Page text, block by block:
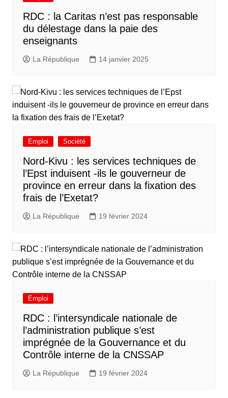
RDC : la Caritas n’est pas responsable
du délestage dans la paie des
enseignants
La République 14 janvier 2025
Emploi Société
Nord-Kivu : les services techniques de
l’Epst induisent -ils le gouverneur de
province en erreur dans la fixation des
frais de l’Exetat?
La République 19 février 2024
Emploi
RDC : l’intersyndicale nationale de
l’administration publique s’est
imprégnée de la Gouvernance et du
Contrôle interne de la CNSSAP
La République 19 février 2024